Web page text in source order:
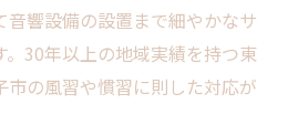
がサポートする申請手順
担額の計算方法
響設備の設置まで細やかなサ
30年以上の地域実績を持つ東
の風習や慣習に則した対応が